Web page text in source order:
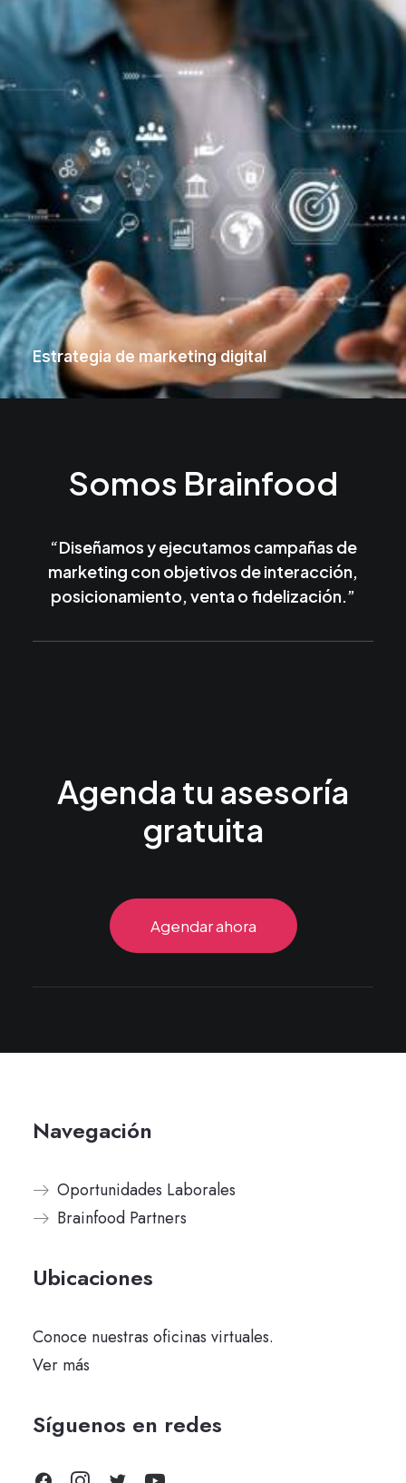
Estrategia de marketing digital
Somos Brainfood
“Diseñamos y ejecutamos campañas de
marketing con objetivos de interacción,
posicionamiento, venta o fidelización.”
Agenda tu asesoría
gratuita
Agendar ahora
Navegación
Oportunidades Laborales
Brainfood Partners
Ubicaciones
Conoce nuestras oficinas virtuales.
Ver más
Síguenos en redes